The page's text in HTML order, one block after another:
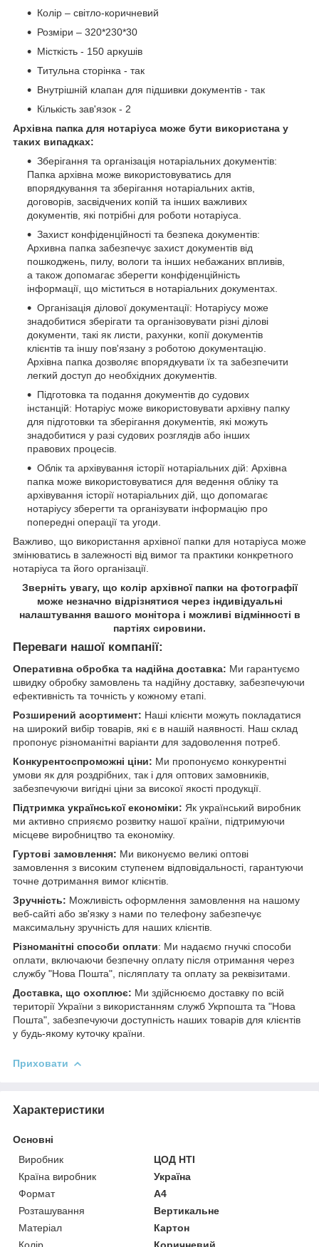
Колір – світло-коричневий
Розміри – 320*230*30
Місткість - 150 аркушів
Титульна сторінка - так
Внутрішній клапан для підшивки документів - так
Кількість зав'язок - 2
Архівна папка для нотаріуса може бути використана у
таких випадках:
Зберігання та організація нотаріальних документів:
Папка архівна може використовуватись для
впорядкування та зберігання нотаріальних актів,
договорів, засвідчених копій та інших важливих
документів, які потрібні для роботи нотаріуса.
Захист конфіденційності та безпека документів:
Архивна папка забезпечує захист документів від
пошкоджень, пилу, вологи та інших небажаних впливів,
а також допомагає зберегти конфіденційність
інформації, що міститься в нотаріальних документах.
Організація ділової документації: Нотаріусу може
знадобитися зберігати та організовувати різні ділові
документи, такі як листи, рахунки, копії документів
клієнтів та іншу пов'язану з роботою документацію.
Архівна папка дозволяє впорядкувати їх та забезпечити
легкий доступ до необхідних документів.
Підготовка та подання документів до судових
інстанцій: Нотаріус може використовувати архівну папку
для підготовки та зберігання документів, які можуть
знадобитися у разі судових розглядів або інших
правових процесів.
Облік та архівування історії нотаріальних дій: Архівна
папка може використовуватися для ведення обліку та
архівування історії нотаріальних дій, що допомагає
нотаріусу зберегти та організувати інформацію про
попередні операції та угоди.
Важливо, що використання архівної папки для нотаріуса може
змінюватись в залежності від вимог та практики конкретного
нотаріуса та його організації.
Зверніть увагу, що колір архівної папки на фотографії
може незначно відрізнятися через індивідуальні
налаштування вашого монітора і можливі відмінності в
партіях сировини.
Переваги нашої компанії:
Оперативна обробка та надійна доставка: Ми гарантуємо
швидку обробку замовлень та надійну доставку, забезпечуючи
ефективність та точність у кожному етапі.
Розширений асортимент: Наші клієнти можуть покладатися
на широкий вибір товарів, які є в нашій наявності. Наш склад
пропонує різноманітні варіанти для задоволення потреб.
Конкурентоспроможні ціни: Ми пропонуємо конкурентні
умови як для роздрібних, так і для оптових замовників,
забезпечуючи вигідні ціни за високої якості продукції.
Підтримка української економіки: Як український виробник
ми активно сприяємо розвитку нашої країни, підтримуючи
місцеве виробництво та економіку.
Гуртові замовлення: Ми виконуємо великі оптові
замовлення з високим ступенем відповідальності, гарантуючи
точне дотримання вимог клієнтів.
Зручність: Можливість оформлення замовлення на нашому
веб-сайті або зв'язку з нами по телефону забезпечує
максимальну зручність для наших клієнтів.
Різноманітні способи оплати: Ми надаємо гнучкі способи
оплати, включаючи безпечну оплату після отримання через
службу "Нова Пошта", післяплату та оплату за реквізитами.
Доставка, що охоплює: Ми здійснюємо доставку по всій
території України з використанням служб Укрпошта та "Нова
Пошта", забезпечуючи доступність наших товарів для клієнтів
у будь-якому куточку країни.
Приховати
Характеристики
Основні
Виробник
ЦОД НТІ
Країна виробник
Україна
Формат
A4
Розташування
Вертикальне
Матеріал
Картон
Колір
Коричневий